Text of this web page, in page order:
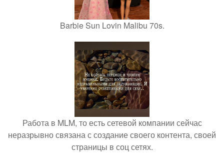
Barbie Sun Lovin Malibu 70s.
Работа в MLM, то есть сетевой компании сейчас
неразрывно связана с создание своего контента, своей
страницы в соц сетях.